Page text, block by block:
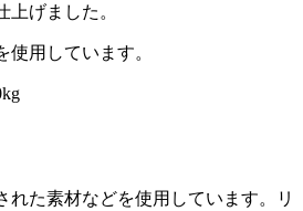
上げました。
使用しています。
た素材などを使用しています。リ